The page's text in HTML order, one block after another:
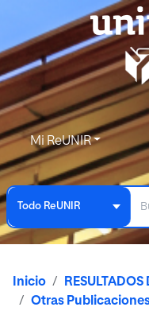
Mi ReUNIR
Todo ReUNIR
Inicio
Otras